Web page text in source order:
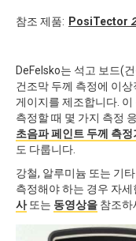
참조 제품: PosiTector
DeFelsko는 석고 보드(
건조막 두께 측정에 이
게이지를 제조합니다.
측정할 때 몇 가지 측정
초음파 페인트 두께 측
도 다룹니다.
강철, 알루미늄 또는 기
측정해야 하는 경우 자
사또는 동영상을 참조하